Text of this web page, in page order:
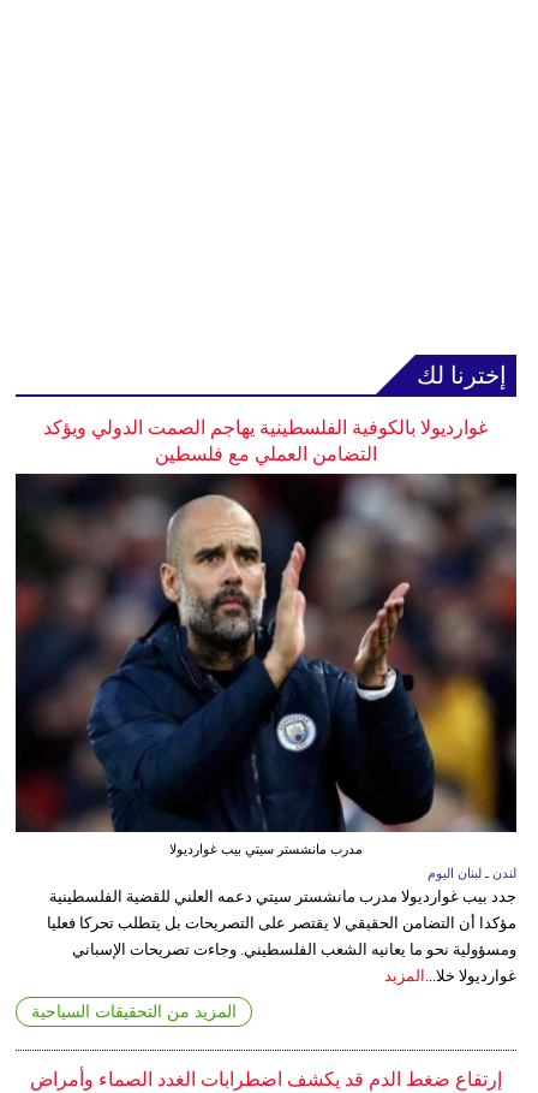
إخترنا لك
غوارديولا بالكوفية الفلسطينية يهاجم الصمت الدولي ويؤكد
التضامن العملي مع فلسطين
مدرب مانشستر سيتي بيب غوارديولا
لندن ـ لبنان اليوم
جدد بيب غوارديولا مدرب مانشستر سيتي دعمه العلني للقضية الفلسطينية
مؤكدا أن التضامن الحقيقي لا يقتصر على التصريحات بل يتطلب تحركا فعليا
ومسؤولية نحو ما يعانيه الشعب الفلسطيني. وجاءت تصريحات الإسباني
غوارديولا خلا...
المزيد
المزيد من التحقيقات السياحية
إرتفاع ضغط الدم قد يكشف اضطرابات الغدد الصماء وأمراض